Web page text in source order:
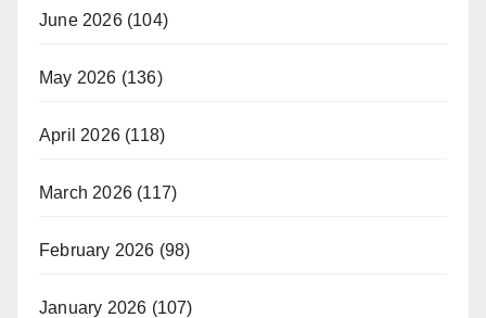
June 2026(104)
May 2026 (136)
April 2026 (118)
March 2026 (117)
February 2026 (98)
January 2026 (107)